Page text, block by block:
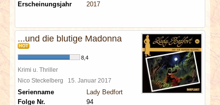
Erscheinungsjahr
2017
...und die blutige Madonna
HOT
8,4
Krimi u. Thriller
Nico Steckelberg 15. Januar 2017
Serienname
Lady Bedfort
Folge Nr.
94